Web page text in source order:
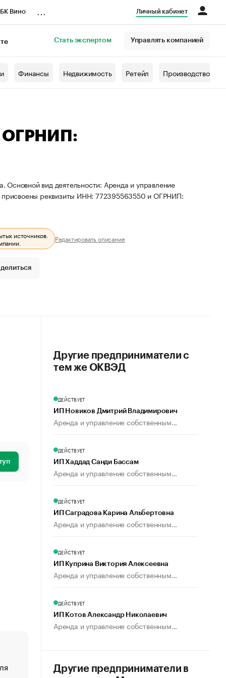
Вино Личный кабинет
Стать экспертом Управлять компанией
Финансы Недвижимость Ретейл Производство
ОГРНИП:
Основной вид деятельности: Аренда и управление
реквизиты ИНН: 772395563550 и ОГРНИП:
источников.
Редактировать описание
«От спорта тело стареет иначе». Как живет глава
Другие предприниматели с
тем же ОКВЭД
ДЕЙСТВУЕТ
ИП Новиков Дмитрий Владимирович
Аренда и управление собственным...
ДЕЙСТВУЕТ
ИП Хаддад Санди Бассам
Аренда и управление собственным...
ДЕЙСТВУЕТ
ИП Саградова Карина Альбертовна
Аренда и управление собственным...
ДЕЙСТВУЕТ
ИП Куприна Виктория Алексеевна
Аренда и управление собственным...
ДЕЙСТВУЕТ
ИП Котов Александр Николаевич
Аренда и управление собственным...
Другие предприниматели в